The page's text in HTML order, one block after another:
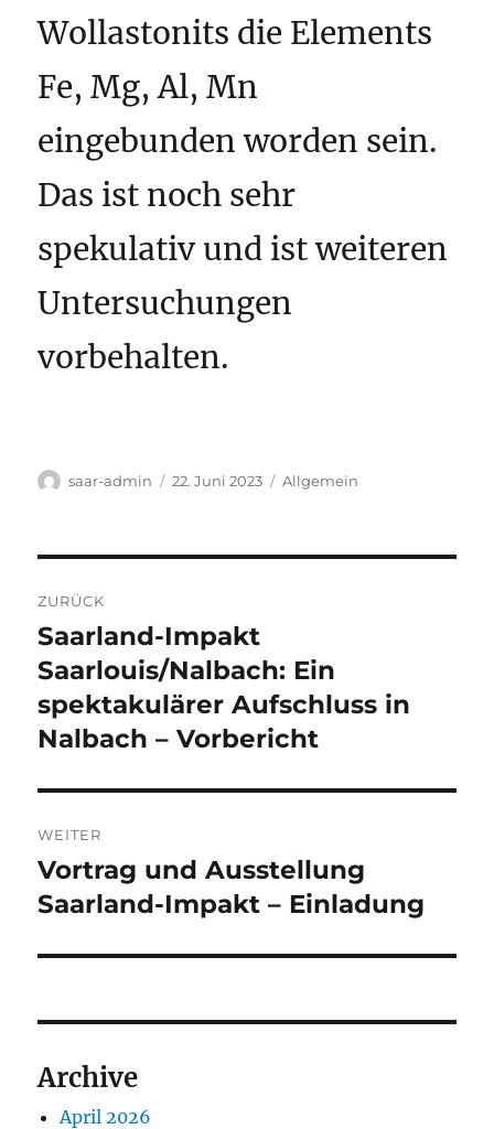
Wollastonits die Elements
Fe, Mg, Al, Mn
eingebunden worden sein.
Das ist noch sehr
spekulativ und ist weiteren
Untersuchungen
vorbehalten.
Autor
saar-admin
Veröffentlicht
22. Juni 2023 Kategorien
Allgemein
ZURÜCK
Vorheriger
Beitrag:
Saarland-Impakt
Saarlouis/Nalbach: Ein
spektakulärer Aufschluss in
Nalbach – Vorbericht
WEITER
Nächster
Beitrag:
Vortrag und Ausstellung
Saarland-Impakt – Einladung
Archive
April 2026